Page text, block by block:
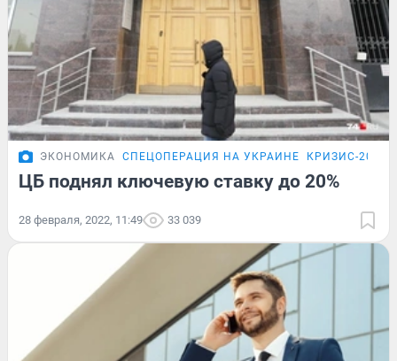
ЭКОНОМИКА СПЕЦОПЕРАЦИЯ НА УКРАИНЕ КРИЗИС-2026
ЦБ поднял ключевую ставку до 20%
28 февраля, 2022, 11:49 33 039